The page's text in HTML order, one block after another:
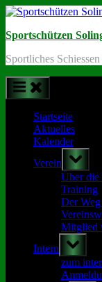
Skip
content
Sportschützen
Sportliches
Startseite
Aktuelles
Kalender
Verein
Toggle
sub-
menu
Über die
Training
Der
Mitglied
Intern
Toggle
sub-
menu
zum